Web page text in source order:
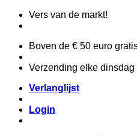
naar
Vers van de markt!
Boven de € 50 euro
Verzending elke dinsdag
Verlanglijst
Login